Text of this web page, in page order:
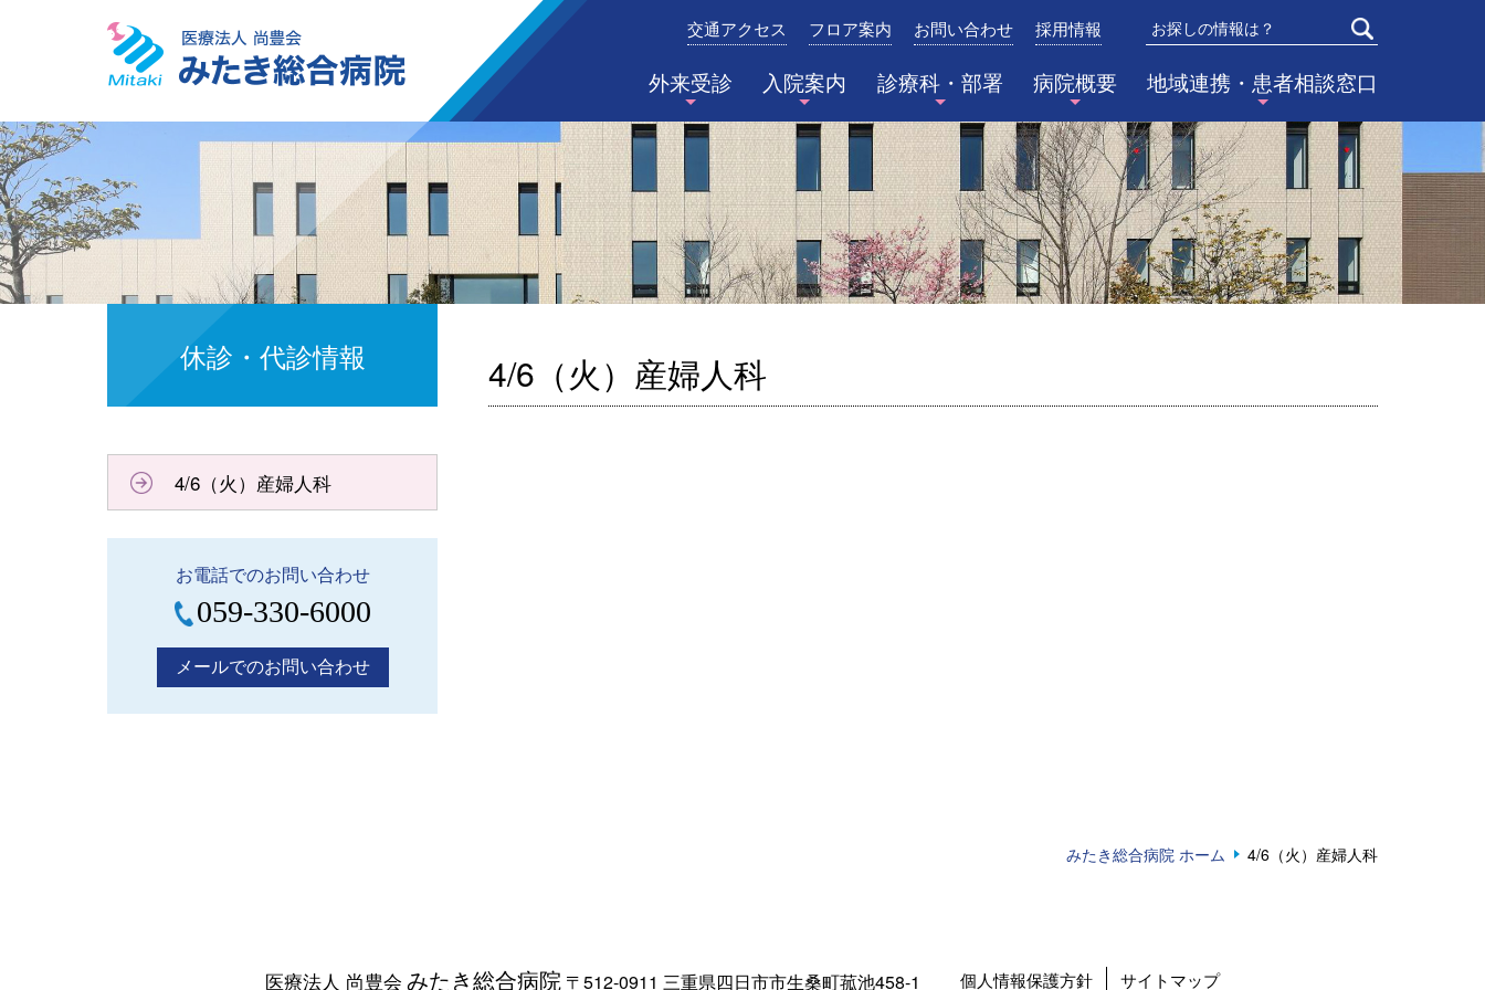
みたき総合病院〈三重県四日市市〉
外来受診 入院案内 診療科・部署 病院概要 地域連携・患者相談窓口
交通アクセス フロア案内 お問い合わせ 採用情報
休診・代診情報 4/6（火）産婦人科
4/6（火）産婦人科
お電話でのお問い合わせ
059-330-6000
メールでのお問い合わせ
みたき総合病院 ホーム 4/6（火）産婦人科
医療法人 尚豊会 みたき総合病院 〒512-0911 三重県四日市市生桑町菰池458-1 個人情報保護方針 サイトマップ